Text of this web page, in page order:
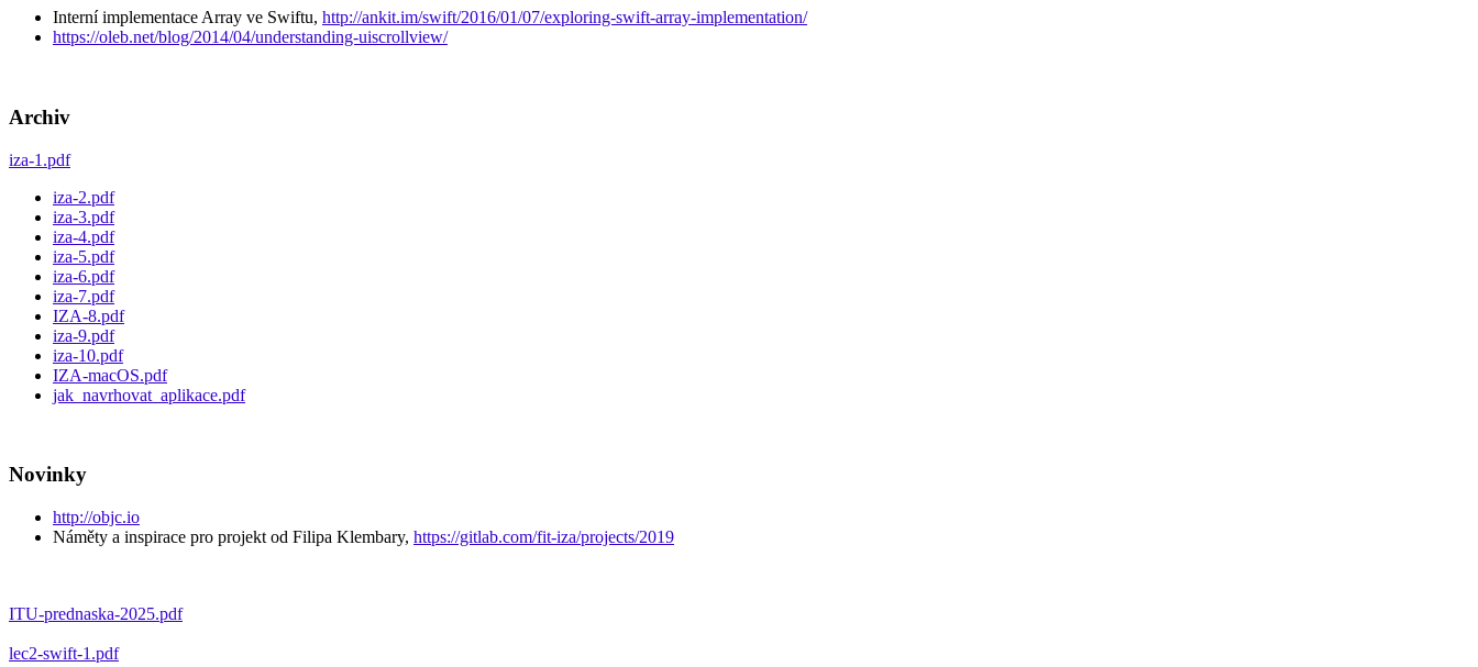
Interní implementace Array ve Swiftu, http://ankit.im/swift/2016/01/07/exploring-swift-array-implementation/
https://oleb.net/blog/2014/04/understanding-uiscrollview/
Archiv
iza-1.pdf
iza-2.pdf
iza-3.pdf
iza-4.pdf
iza-5.pdf
iza-6.pdf
iza-7.pdf
IZA-8.pdf
iza-9.pdf
iza-10.pdf
IZA-macOS.pdf
jak_navrhovat_aplikace.pdf
Novinky
http://objc.io
Náměty a inspirace pro projekt od Filipa Klembary, https://gitlab.com/fit-iza/projects/2019
ITU-prednaska-2025.pdf
lec2-swift-1.pdf